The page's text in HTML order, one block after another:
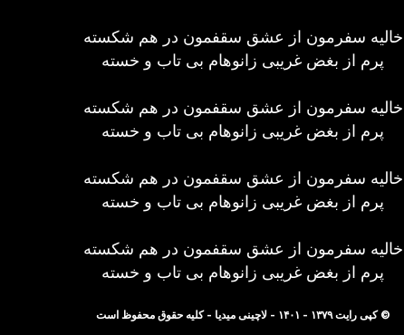
خالیه سفرمون از عشق سقفمون در هم شکسته
پرم از بغض غریبی زانوهام بی تاب و خسته
خالیه سفرمون از عشق سقفمون در هم شکسته
پرم از بغض غریبی زانوهام بی تاب و خسته
خالیه سفرمون از عشق سقفمون در هم شکسته
پرم از بغض غریبی زانوهام بی تاب و خسته
خالیه سفرمون از عشق سقفمون در هم شکسته
پرم از بغض غریبی زانوهام بی تاب و خسته
© کپی رایت ۱۳۷۹ - ۱۴۰۱ - لاچینی میدیا - کلیه حقوق محفوظ است